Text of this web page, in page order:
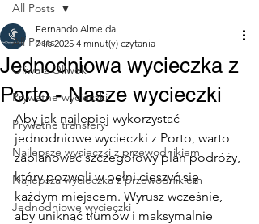
All Posts
Oliwa z Oliwek
Prywatne wycieczki
Prywatne transfery
Najlepsze wycieczki z przewodnikiem
Najlepsza wycieczka z przewodnikiem
Jednodniowe wycieczki
All Posts
Jednodniowa wycieczka z
Porto - Nasze wycieczki
Fernando Almeida
7 lis 2025 4 minut(y) czytania
Aby jak najlepiej wykorzystać
jednodniowe wycieczki z Porto, warto
zaplanować szczegółowy plan podróży,
który pozwoli w pełni cieszyć się
każdym miejscem. Wyrusz wcześnie,
aby uniknąć tłumów i maksymalnie